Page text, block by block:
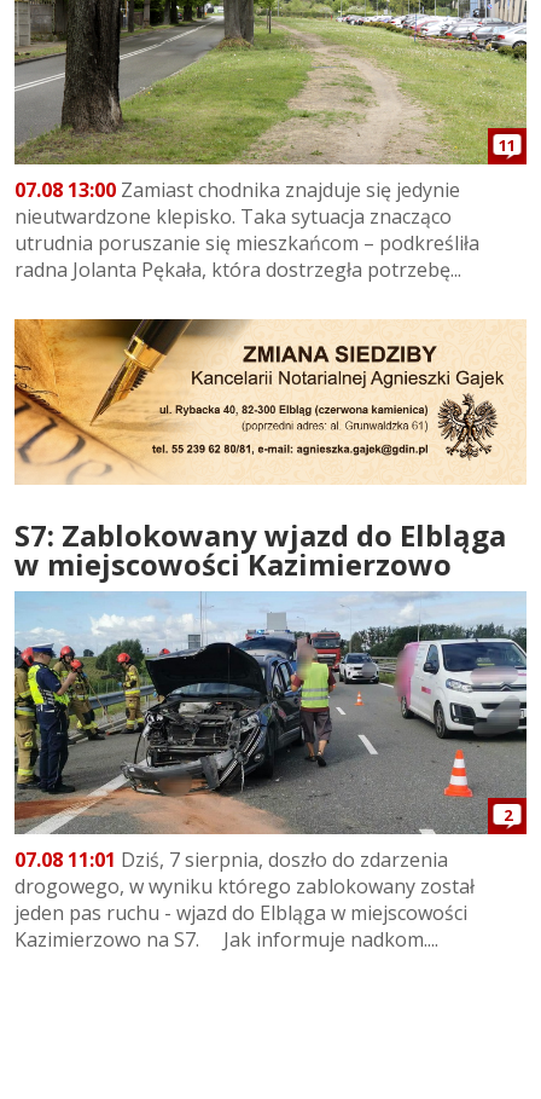
11
07.08 13:00 Zamiast chodnika znajduje się jedynie
nieutwardzone klepisko. Taka sytuacja znacząco
utrudnia poruszanie się mieszkańcom – podkreśliła
radna Jolanta Pękała, która dostrzegła potrzebę...
S7: Zablokowany wjazd do Elbląga
w miejscowości Kazimierzowo
2
07.08 11:01 Dziś, 7 sierpnia, doszło do zdarzenia
drogowego, w wyniku którego zablokowany został
jeden pas ruchu - wjazd do Elbląga w miejscowości
Kazimierzowo na S7. Jak informuje nadkom....